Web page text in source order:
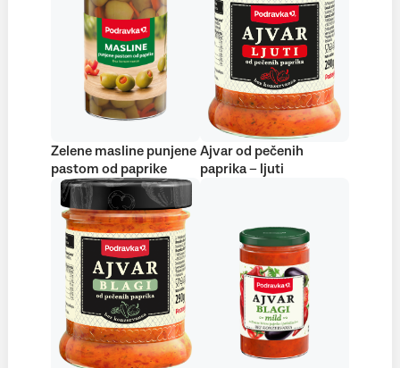
Zelene masline punjene
pastom od paprike
Ajvar od pečenih
paprika – ljuti